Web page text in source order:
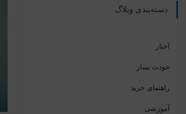
دسته‌بندی وبلاگ
اخبار
خودت بساز
راهنمای خرید
آموزشی